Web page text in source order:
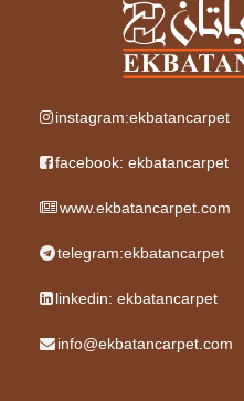
instagram:ekbatancarpet
facebook: ekbatancarpet
www.ekbatancarpet.com
telegram:ekbatancarpet
linkedin: ekbatancarpet
info@ekbatancarpet.com